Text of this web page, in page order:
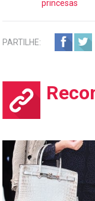
princesas
PARTILHE: